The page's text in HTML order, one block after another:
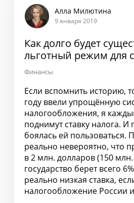
Алла Милютина
9 января 2019
Как долго будет
льготный режим для
Финансы
Если вспомнить историю,
году ввели упрощённую
налогообложения, я
поднимут ставку налога.
боялась ей пользоваться.
реально невероятно, что
в 2 млн. долларов (150 млн.
государство берет всего
реально низкая ставка,
налогообложение России